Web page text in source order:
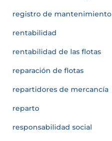
registro de mantenimiento
rentabilidad
rentabilidad de las flotas
reparación de flotas
repartidores de mercancía
reparto
responsabilidad social